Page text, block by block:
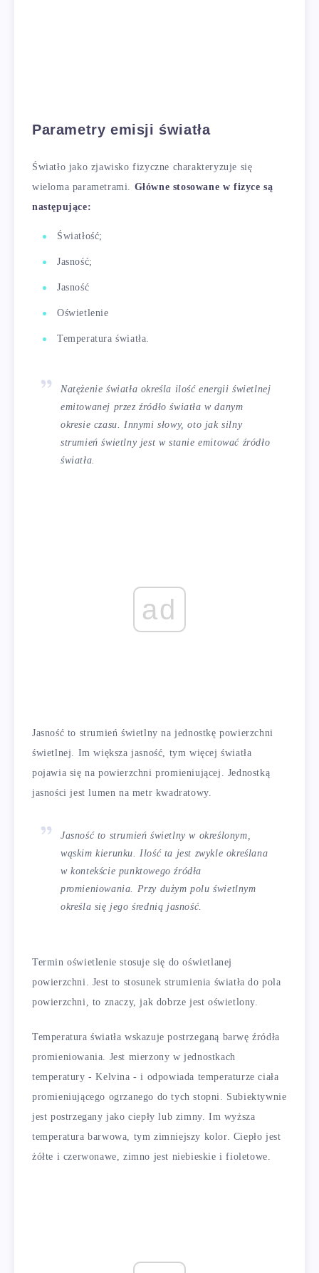
Parametry emisji światła
Światło jako zjawisko fizyczne charakteryzuje się
wieloma parametrami. Główne stosowane w fizyce są
następujące:
Światłość;
Jasność;
Jasność
Oświetlenie
Temperatura światła.
Natężenie światła określa ilość energii świetlnej
emitowanej przez źródło światła w danym
okresie czasu. Innymi słowy, oto jak silny
strumień świetlny jest w stanie emitować źródło
światła.
ad
Jasność to strumień świetlny na jednostkę powierzchni
świetlnej. Im większa jasność, tym więcej światła
pojawia się na powierzchni promieniującej. Jednostką
jasności jest lumen na metr kwadratowy.
Jasność to strumień świetlny w określonym,
wąskim kierunku. Ilość ta jest zwykle określana
w kontekście punktowego źródła
promieniowania. Przy dużym polu świetlnym
określa się jego średnią jasność.
Termin oświetlenie stosuje się do oświetlanej
powierzchni. Jest to stosunek strumienia światła do pola
powierzchni, to znaczy, jak dobrze jest oświetlony.
Temperatura światła wskazuje postrzeganą barwę źródła
promieniowania. Jest mierzony w jednostkach
temperatury - Kelvina - i odpowiada temperaturze ciała
promieniującego ogrzanego do tych stopni. Subiektywnie
jest postrzegany jako ciepły lub zimny. Im wyższa
temperatura barwowa, tym zimniejszy kolor. Ciepło jest
żółte i czerwonawe, zimno jest niebieskie i fioletowe.